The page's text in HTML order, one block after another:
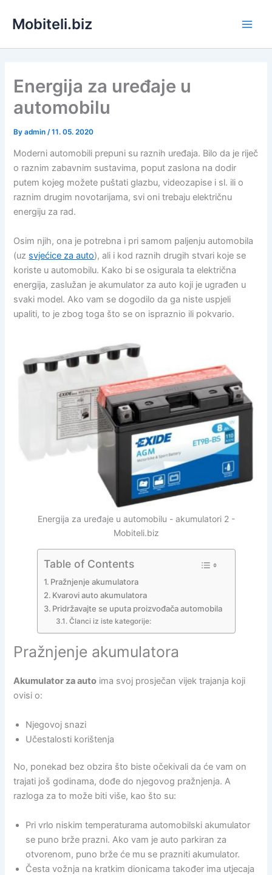
Mobiteli.biz
Energija za uređaje u
automobilu
Byadmin /11. 05. 2020
Moderni automobili prepuni su raznih uređaja. Bilo da je riječ
o raznim zabavnim sustavima, poput zaslona na dodir
putem kojeg možete puštati glazbu, videozapise i sl. ili o
raznim drugim novotarijama, svi oni trebaju električnu
energiju za rad.
Osim njih, ona je potrebna i pri samom paljenju automobila
(uz svjećice za auto), ali i kod raznih drugih stvari koje se
koriste u automobilu. Kako bi se osigurala ta električna
energija, zaslužan je akumulator za auto koji je ugrađen u
svaki model. Ako vam se dogodilo da ga niste uspjeli
upaliti, to je zbog toga što se on ispraznio ili pokvario.
Energija za uređaje u automobilu - akumulatori 2 -
Mobiteli.biz
Table of Contents
Pražnjenje akumulatora
Kvarovi auto akumulatora
Pridržavajte se uputa proizvođača automobila
Članci iz iste kategorije:
Pražnjenje akumulatora
Akumulator za auto ima svoj prosječan vijek trajanja koji
ovisi o:
Njegovoj snazi
Učestalosti korištenja
No, ponekad bez obzira što biste očekivali da će vam on
trajati još godinama, dođe do njegovog pražnjenja. A
razloga za to može biti više, kao što su:
Pri vrlo niskim temperaturama automobilski akumulator
se puno brže prazni. Ako vam je auto parkiran za
otvorenom, puno brže će mu se prazniti akumulator.
Česta vožnja na kratkim dionicama također ima utjecaja